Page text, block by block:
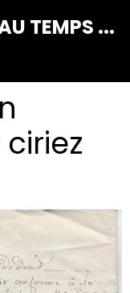
TEMPS ...